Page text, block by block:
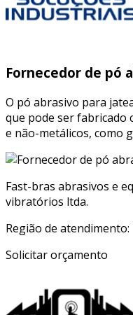
Fornecedor de pó
O pó abrasivo para
que pode ser fabricado
e não-metálicos, como
Fast-bras abrasivos e
vibratórios ltda.
Região de
Solicitar orçamento